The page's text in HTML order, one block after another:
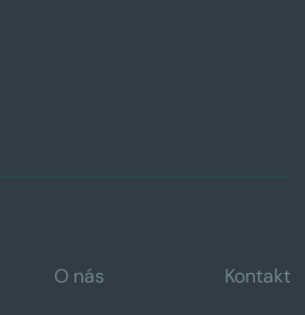
O nás Kontakt